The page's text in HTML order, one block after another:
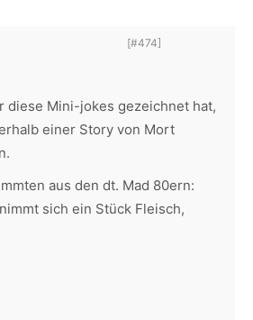
[#474]
diese Mini-jokes gezeichnet hat,
einer Story von Mort
aus den dt. Mad 80ern:
sich ein Stück Fleisch,